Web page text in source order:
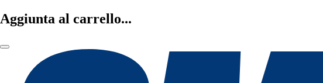
Aggiunta al carrello...